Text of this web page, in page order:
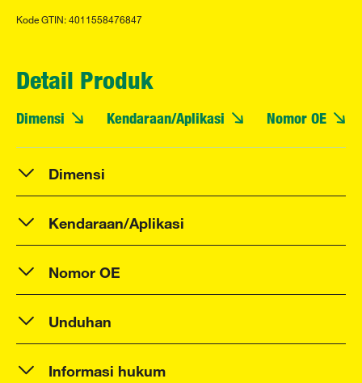
Kode GTIN: 4011558476847
Detail Produk
Dimensi Kendaraan/Aplikasi Nomor OE
Dimensi
Kendaraan/Aplikasi
Nomor OE
Unduhan
Informasi hukum